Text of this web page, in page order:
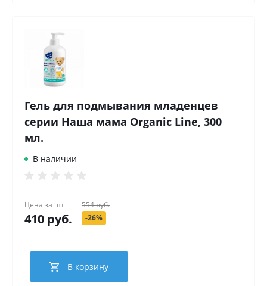
Гель для подмывания младенцев
серии Наша мама Organic Line, 300
мл.
В наличии
Цена за шт
410 руб.
554 руб.
-26%
В корзину